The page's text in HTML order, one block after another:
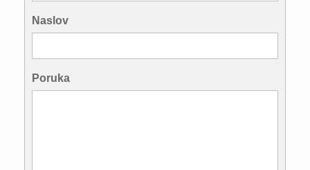
Naslov
Poruka